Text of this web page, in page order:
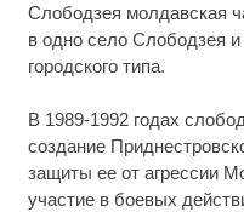
Слободзея молдавская
в одно село Слободзея и
городского типа.
В 1989-1992 годах
создание
защиты ее от агрессии
участие в боевых